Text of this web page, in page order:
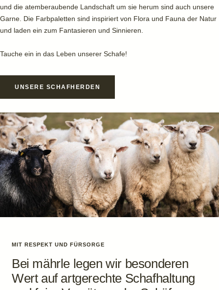
und die atemberaubende Landschaft um sie herum sind auch unsere
Garne. Die Farbpaletten sind inspiriert von Flora und Fauna der Natur
und laden ein zum Fantasieren und Sinnieren.
Tauche ein in das Leben unserer Schafe!
UNSERE SCHAFHERDEN
MIT RESPEKT UND FÜRSORGE
Bei mährle legen wir besonderen
Wert auf artgerechte Schafhaltung